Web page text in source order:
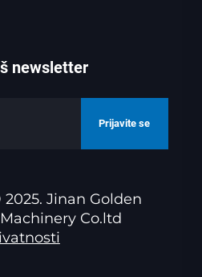
newsletter
Prijavite se
Jinan Golden
Co.ltd